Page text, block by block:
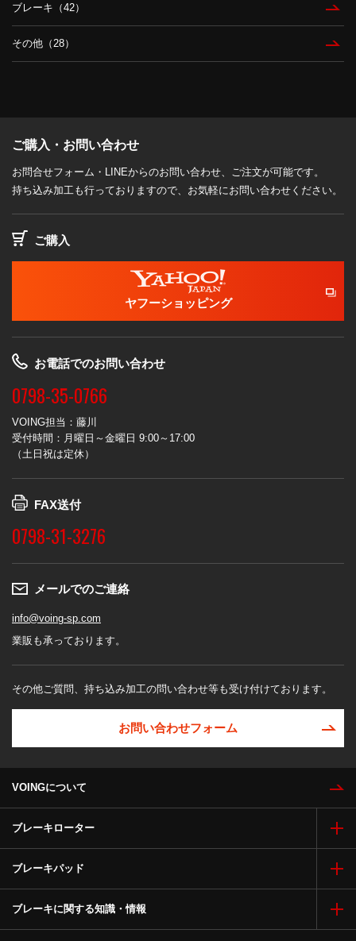
ブレーキ（42）
その他（28）
ご購入・お問い合わせ
お問合せフォーム・LINEからのお問い合わせ、ご注文が可能です。
持ち込み加工も行っておりますので、お気軽にお問い合わせください。
ご購入
ヤフーショッピング
お電話でのお問い合わせ
0798-35-0766
VOING担当：藤川
受付時間：月曜日～金曜日 9:00～17:00
（土日祝は定休）
FAX送付
0798-31-3276
メールでのご連絡
info@voing-sp.com
業販も承っております。
その他ご質問、持ち込み加工の問い合わせ等も受け付けております。
お問い合わせフォーム
VOINGについて
ブレーキローター
ブレーキパッド
ブレーキに関する知識・情報